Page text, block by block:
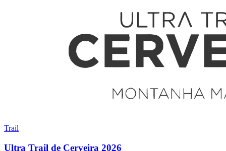
Trail
Ultra Trail de Cerveira 2026